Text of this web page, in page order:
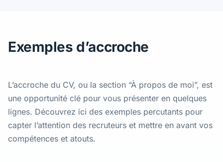
Exemples d’accroche
L’accroche du CV, ou la section “À propos de moi”, est
une opportunité clé pour vous présenter en quelques
lignes. Découvrez ici des exemples percutants pour
capter l’attention des recruteurs et mettre en avant vos
compétences et atouts.